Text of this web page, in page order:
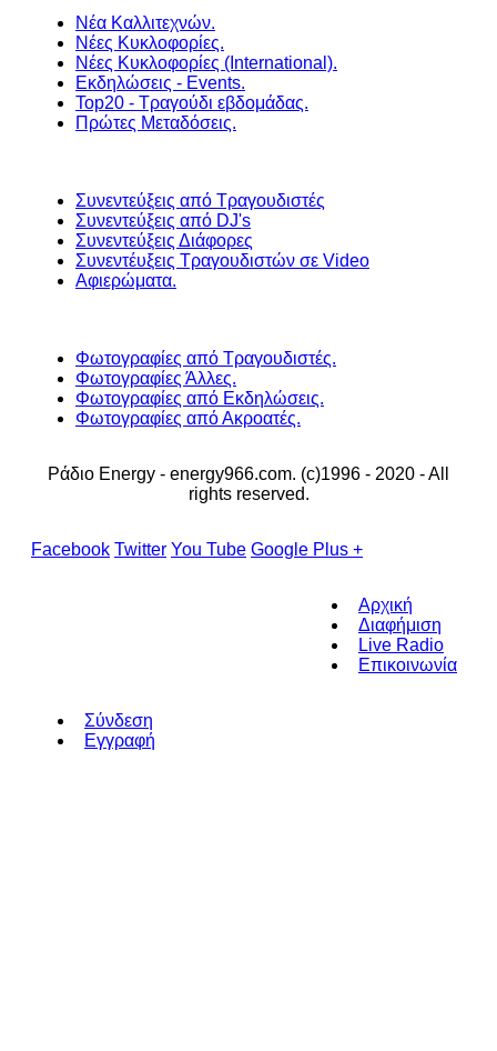
Νέα Καλλιτεχνών.
Νέες Κυκλοφορίες.
Νέες Κυκλοφορίες (International).
Εκδηλώσεις - Events.
Top20 - Τραγούδι εβδομάδας.
Πρώτες Μεταδόσεις.
Συνεντεύξεις από Τραγουδιστές
Συνεντεύξεις από DJ's
Συνεντεύξεις Διάφορες
Συνεντέυξεις Τραγουδιστών σε Video
Αφιερώματα.
Φωτογραφίες από Τραγουδιστές.
Φωτογραφίες Άλλες.
Φωτογραφίες από Εκδηλώσεις.
Φωτογραφίες από Ακροατές.
Ράδιο Energy - energy966.com. (c)1996 - 2020 - All
rights reserved.
Facebook Twitter You Tube Google Plus +
Αρχική
Διαφήμιση
Live Radio
Επικοινωνία
Σύνδεση
Εγγραφή